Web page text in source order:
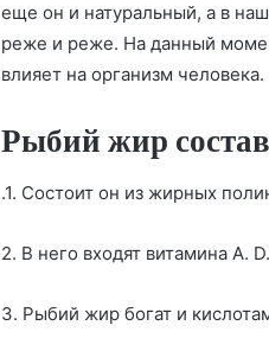
еще он и натуральный, а в
реже и реже. На данный
влияет на организм человека.
Рыбий жир состав
.1. Состоит он из жирных
2. В него входят витамина A. D.
3. Рыбий жир богат и